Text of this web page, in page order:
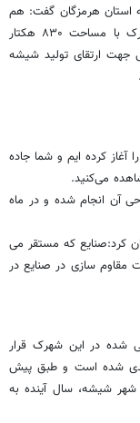
استان هرمزگان گفت: هم
اکنون در محل احداث شهر شیشه هستیم، این شهرک با مساحت ۸۳۰ هکتار
جهت ارتقای تولید شیشه
حال حاضر فاز نخست ۵۰ هکتاری را آغاز کرده ایم و شما جاده
آن انجام شده و در ماه
کرد:صنایع که مستقر می
سازی در صنایع در
۹۳۰ قطعه پیش بینی شده در این شهرک قرار
هزار متر قطعه بندی شده است و طبق پیش
شیشه، سال آینده به